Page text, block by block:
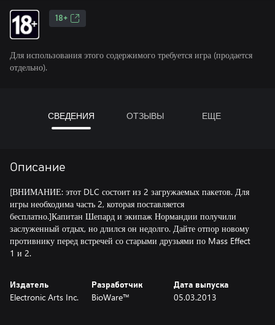
18+
Для использования этого содержимого требуется игра (продается
отдельно).
СВЕДЕНИЯ ОТЗЫВЫ ЕЩЕ
Описание
[ВНИМАНИЕ: этот DLC состоит из 2 загружаемых пакетов. Для
игры необходима часть 2, которая поставляется
бесплатно.]Капитан Шепард и экипаж Нормандии получили
заслуженный отдых, но длился он недолго. Дайте отпор новому
противнику перед встречей со старыми друзьями по Mass Effect
1 и 2.
Издатель
Electronic Arts Inc.
Разработчик
BioWare™
Дата выпуска
05.03.2013